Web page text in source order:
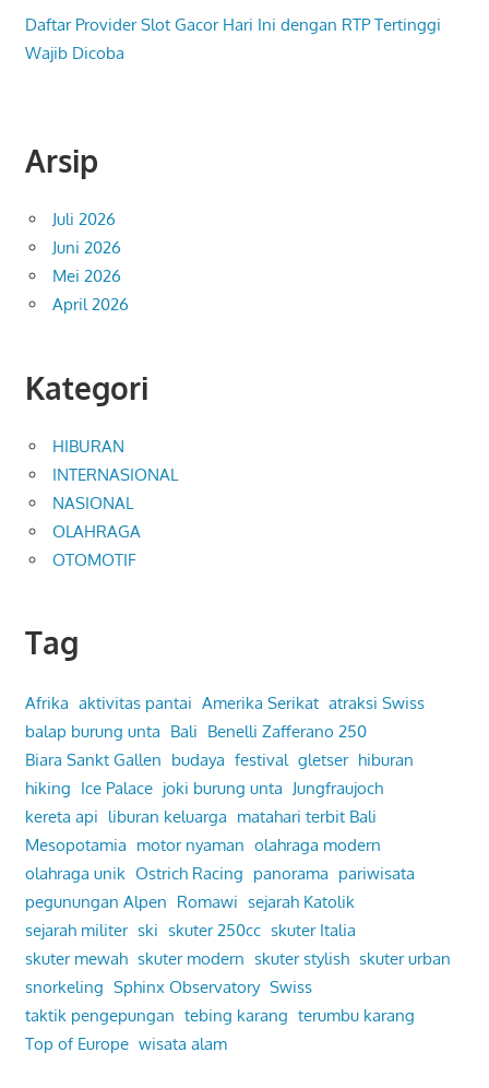
Daftar Provider Slot Gacor Hari Ini dengan RTP Tertinggi
Wajib Dicoba
Arsip
Juli 2026
Juni 2026
Mei 2026
April 2026
Kategori
HIBURAN
INTERNASIONAL
NASIONAL
OLAHRAGA
OTOMOTIF
Tag
Afrika aktivitas pantai Amerika Serikat atraksi Swiss
balap burung unta Bali Benelli Zafferano 250
Biara Sankt Gallen budaya festival gletser hiburan
hiking Ice Palace joki burung unta Jungfraujoch
kereta api liburan keluarga matahari terbit Bali
Mesopotamia motor nyaman olahraga modern
olahraga unik Ostrich Racing panorama pariwisata
pegunungan Alpen Romawi sejarah Katolik
sejarah militer ski skuter 250cc skuter Italia
skuter mewah skuter modern skuter stylish skuter urban
snorkeling Sphinx Observatory Swiss
taktik pengepungan tebing karang terumbu karang
Top of Europe wisata alam